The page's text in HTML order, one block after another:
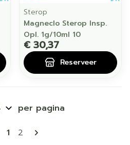
Sterop
Magneclo Sterop Insp.
Opl. 1g/10ml 10
€ 30,37
Reserveer
Pagina's
U lees momenteel pagina
1 Pagina
2
per pagina